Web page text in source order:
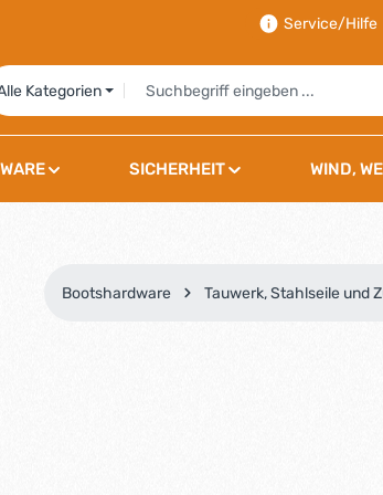
Service/Hilfe
Kategorien
SICHERHEIT WIND,
Bootshardware Tauwerk, Stahlseile und